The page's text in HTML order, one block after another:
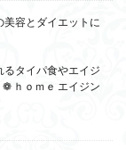
美容とダイエットに
るタイパ食やエイジ
ｈｏｍｅ エイジン